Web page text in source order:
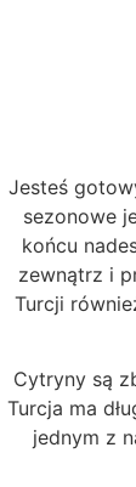
Jesteś
sezonowe
końcu
zewnątrz i
Turcji
Cytryny są
Turcja ma
jednym z